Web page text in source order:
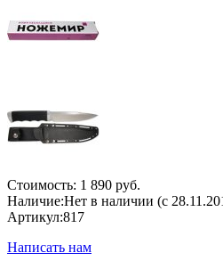
Стоимость: 1 890 руб.
Наличие:Нет в наличии (с
Артикул:817
Написать нам